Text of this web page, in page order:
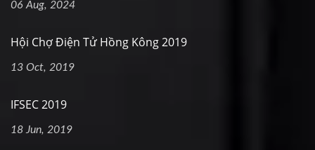
06 Aug, 2024
Hội Chợ Điện Tử Hồng Kông 2019
13 Oct, 2019
IFSEC 2019
18 Jun, 2019